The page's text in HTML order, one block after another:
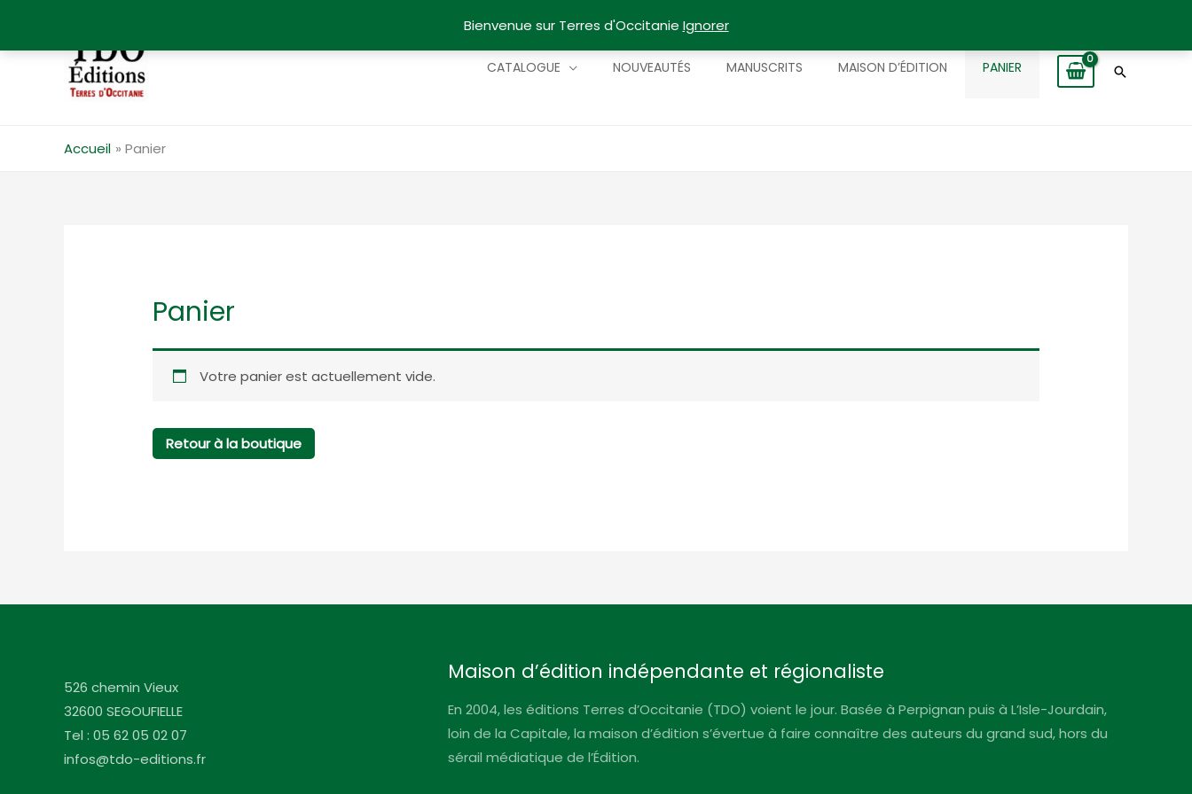
Bienvenue sur Terres d'Occitanie Ignorer
CATALOGUE NOUVEAUTÉS MANUSCRITS MAISON D’ÉDITION PANIER
Accueil Panier
Panier
Votre panier est actuellement vide.
Retour à la boutique
526 chemin Vieux
32600 SEGOUFIELLE
Tel : 05 62 05 02 07
infos@tdo-editions.fr
Maison d’édition indépendante et régionaliste
En 2004, les éditions Terres d’Occitanie (TDO) voient le jour. Basée à Perpignan puis à L’Isle-Jourdain,
loin de la Capitale, la maison d’édition s’évertue à faire connaître des auteurs du grand sud, hors du
sérail médiatique de l’Édition.